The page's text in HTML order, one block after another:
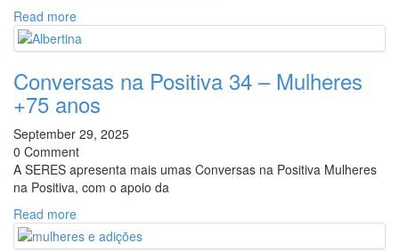
Read more
Conversas na Positiva 34 – Mulheres
+75 anos
September 29, 2025
0 Comment
A SERES apresenta mais umas Conversas na Positiva Mulheres
na Positiva, com o apoio da
Read more